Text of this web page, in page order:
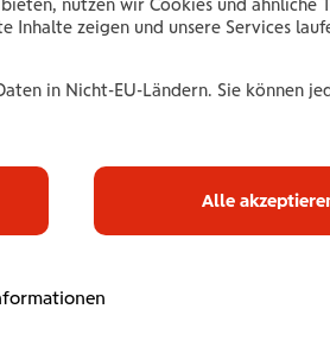
Mit unserer
umfassend ab.
Betreuung. Flexibel
Inhalte zeigen und unsere Services
in Nicht-EU-Ländern. Sie können
Alle